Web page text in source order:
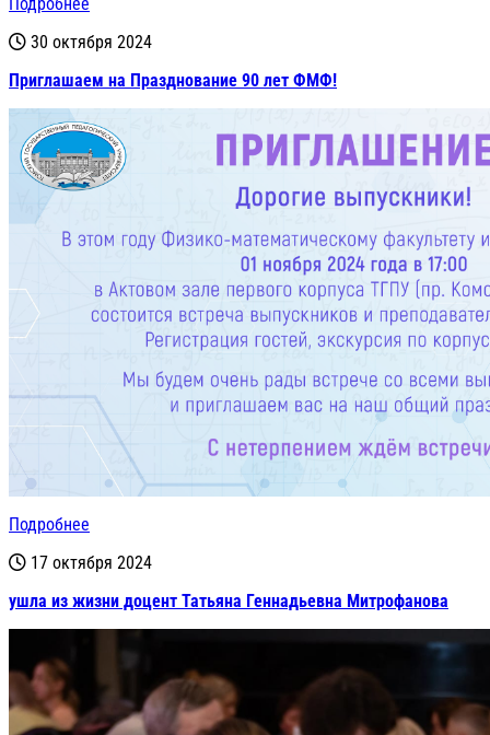
30 октября 2024
Приглашаем на Празднование 90 лет ФМФ!
Подробнее
17 октября 2024
ушла из жизни доцент Татьяна Геннадьевна Митрофанова